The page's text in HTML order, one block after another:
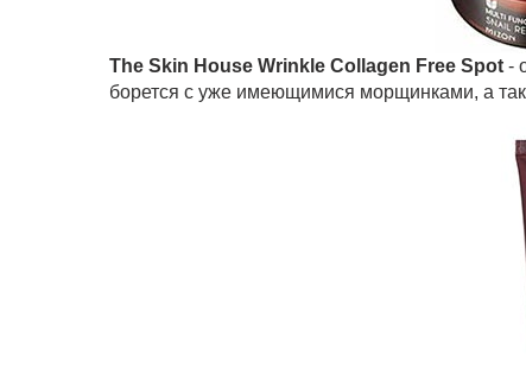
The Skin House Wrinkle Collagen Free Spot -
борется с уже имеющимися морщинками, а